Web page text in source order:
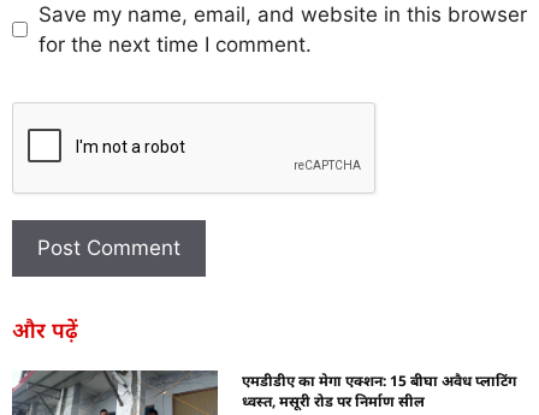
Save my name, email, and website in this browser
for the next time I comment.
और पढ़ें
एमडीडीए का मेगा एक्शन: 15 बीघा अवैध प्लाटिंग
ध्वस्त, मसूरी रोड पर निर्माण सील